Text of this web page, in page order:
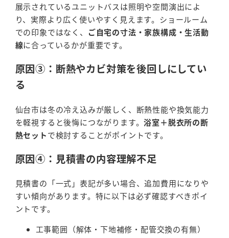
展示されているユニットバスは照明や空間演出によ
り、実際より広く使いやすく見えます。ショールーム
での印象ではなく、
ご自宅の寸法・家族構成・生活動
線に合っているかが重要です。
原因③：断熱やカビ対策を後回しにしてい
る
仙台市は冬の冷え込みが厳しく、断熱性能や換気能力
を軽視すると後悔につながります。浴室＋脱衣所の断
熱セットで検討することがポイントです。
原因④：見積書の内容理解不足
見積書の「一式」表記が多い場合、追加費用になりや
すい傾向があります。特に以下は必ず確認すべきポイ
ントです。
工事範囲（解体・下地補修・配管交換の有無）